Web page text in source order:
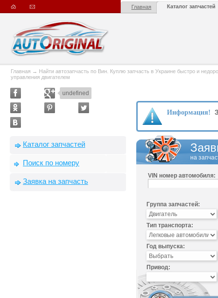
Главная Каталог запчастей
Главная → Найти автозапчасть по Вин. Куплю запчасть в Украине быстро и
управления двигателем
undefined
Каталог запчастей
Поиск по номеру
Заявка на запчасть
Информация!
на
VIN номер автомобиля:
Группа запчастей:
Тип транспорта:
Год выпуска:
Привод: